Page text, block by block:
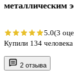
2 отзыва
металлическим
5.0(3
Купили 134 человека